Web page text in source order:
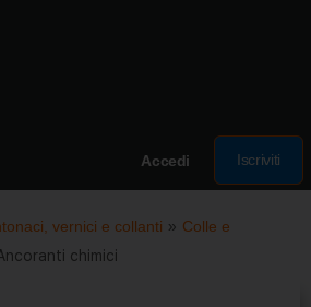
Accedi Iscriviti
vernici e collanti » Colle e
chimici